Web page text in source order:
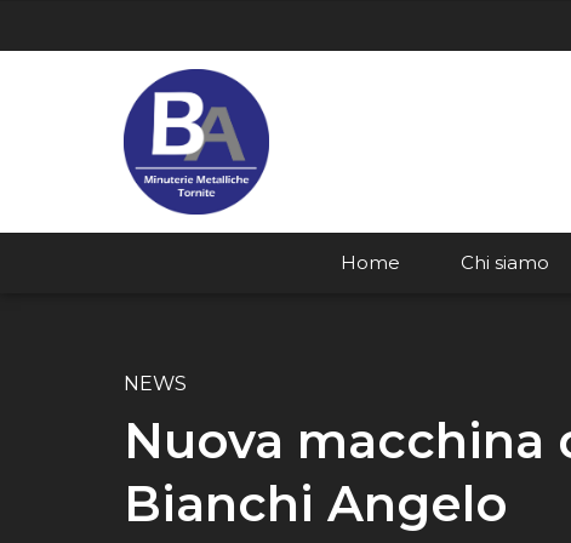
Home Chi siamo
NEWS
Nuova macchina
Bianchi Angelo